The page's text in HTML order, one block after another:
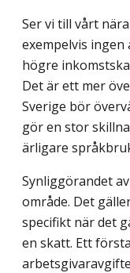
Ser vi till vårt
exempelvis
högre
Det är ett mer
Sverige bör
gör en stor
ärligare
Synliggörandet
område. Det
specifikt när det
en skatt. Ett